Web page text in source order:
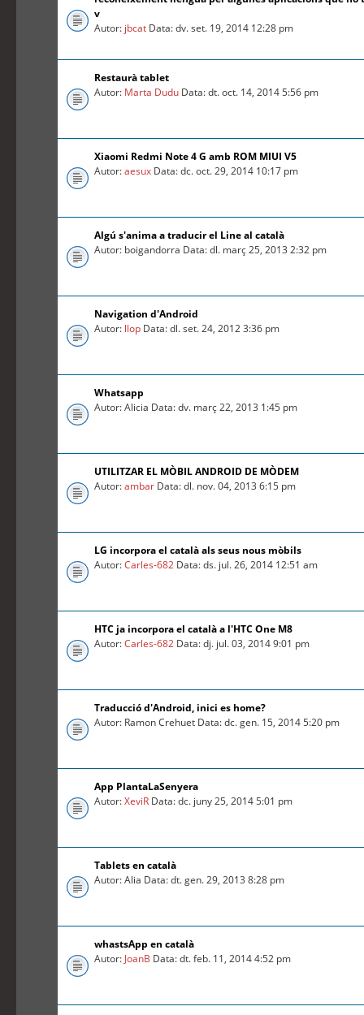
v
Autor: jbcat Data: dv. set. 19, 2014 12:28 pm
Restaurà tablet
Autor: Marta Dudu Data: dt. oct. 14, 2014 5:56 pm
Xiaomi Redmi Note 4 G amb ROM MIUI V5
Autor:aesux Data: dc. oct. 29, 2014 10:17 pm
Algú s'anima a traducir el Line al català
Autor: boigandorra Data: dl. març 25, 2013 2:32 pm
Navigation d'Android
Autor: llop Data: dl. set. 24, 2012 3:36 pm
Whatsapp
Autor: Alicia Data: dv. març 22, 2013 1:45 pm
UTILITZAR EL MÒBIL ANDROID DE MÒDEM
Autor:ambar Data: dl. nov. 04, 2013 6:15 pm
LG incorpora el català als seus nous mòbils
Autor:Carles-682 Data: ds. jul. 26, 2014 12:51 am
HTC ja incorpora el català a l'HTC One M8
Autor:Carles-682 Data: dj. jul. 03, 2014 9:01 pm
Traducció d'Android, inici es home?
Autor: Ramon Crehuet Data: dc. gen. 15, 2014 5:20 pm
App PlantaLaSenyera
Autor:XeviR Data: dc. juny 25, 2014 5:01 pm
Tablets en català
Autor: Alia Data: dt. gen. 29, 2013 8:28 pm
whastsApp en català
Autor: JoanB Data: dt. feb. 11, 2014 4:52 pm